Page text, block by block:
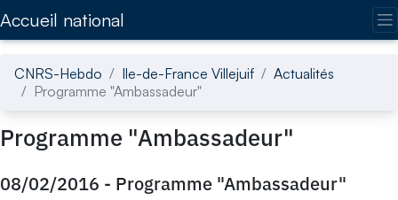
Accueil national
CNRS-Hebdo Ile-de-France Villejuif
Actualités
Programme "Ambassadeur"
Programme "Ambassadeur"
08/02/2016 - Programme "Ambassadeur"